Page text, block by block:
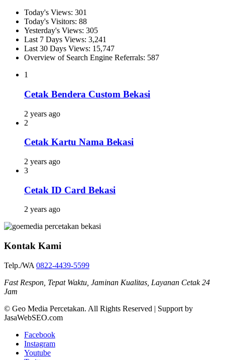
Today's Views: 301
Today's Visitors: 88
Yesterday's Views: 305
Last 7 Days Views: 3,241
Last 30 Days Views: 15,747
Overview of Search Engine Referrals: 587
1
Cetak Bendera Custom Bekasi
2 years ago
2
Cetak Kartu Nama Bekasi
2 years ago
3
Cetak ID Card Bekasi
2 years ago
Kontak Kami
Telp./WA 0822-4439-5599
Fast Respon, Tepat Waktu, Jaminan Kualitas, Layanan Cetak 24
Jam
© Geo Media Percetakan. All Rights Reserved | Support by
JasaWebSEO.com
Facebook
Instagram
Youtube